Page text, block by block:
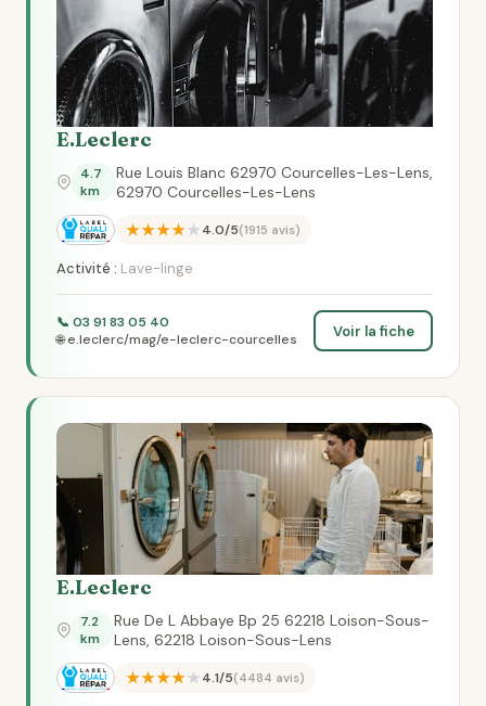
E.Leclerc
4.7
km
Rue Louis Blanc 62970 Courcelles-Les-Lens,
62970 Courcelles-Les-Lens
★★★★★4.0/5(1915 avis)
Activité : Lave-linge
📞 03 91 83 05 40
🌐 e.leclerc/mag/e-leclerc-courcelles
Voir la fiche
E.Leclerc
7.2
km
Rue De L Abbaye Bp 25 62218 Loison-Sous-
Lens, 62218 Loison-Sous-Lens
★★★★★4.1/5(4484 avis)